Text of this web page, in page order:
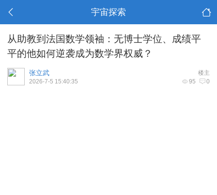
宇宙探索
从助教到法国数学领袖：无博士学位、成绩平
平的他如何逆袭成为数学界权威？
楼主
张立武
95 0
2026-7-5 15:40:35